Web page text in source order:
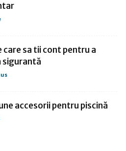
care sa tii cont pentru a
sigurantă
accesorii pentru piscină